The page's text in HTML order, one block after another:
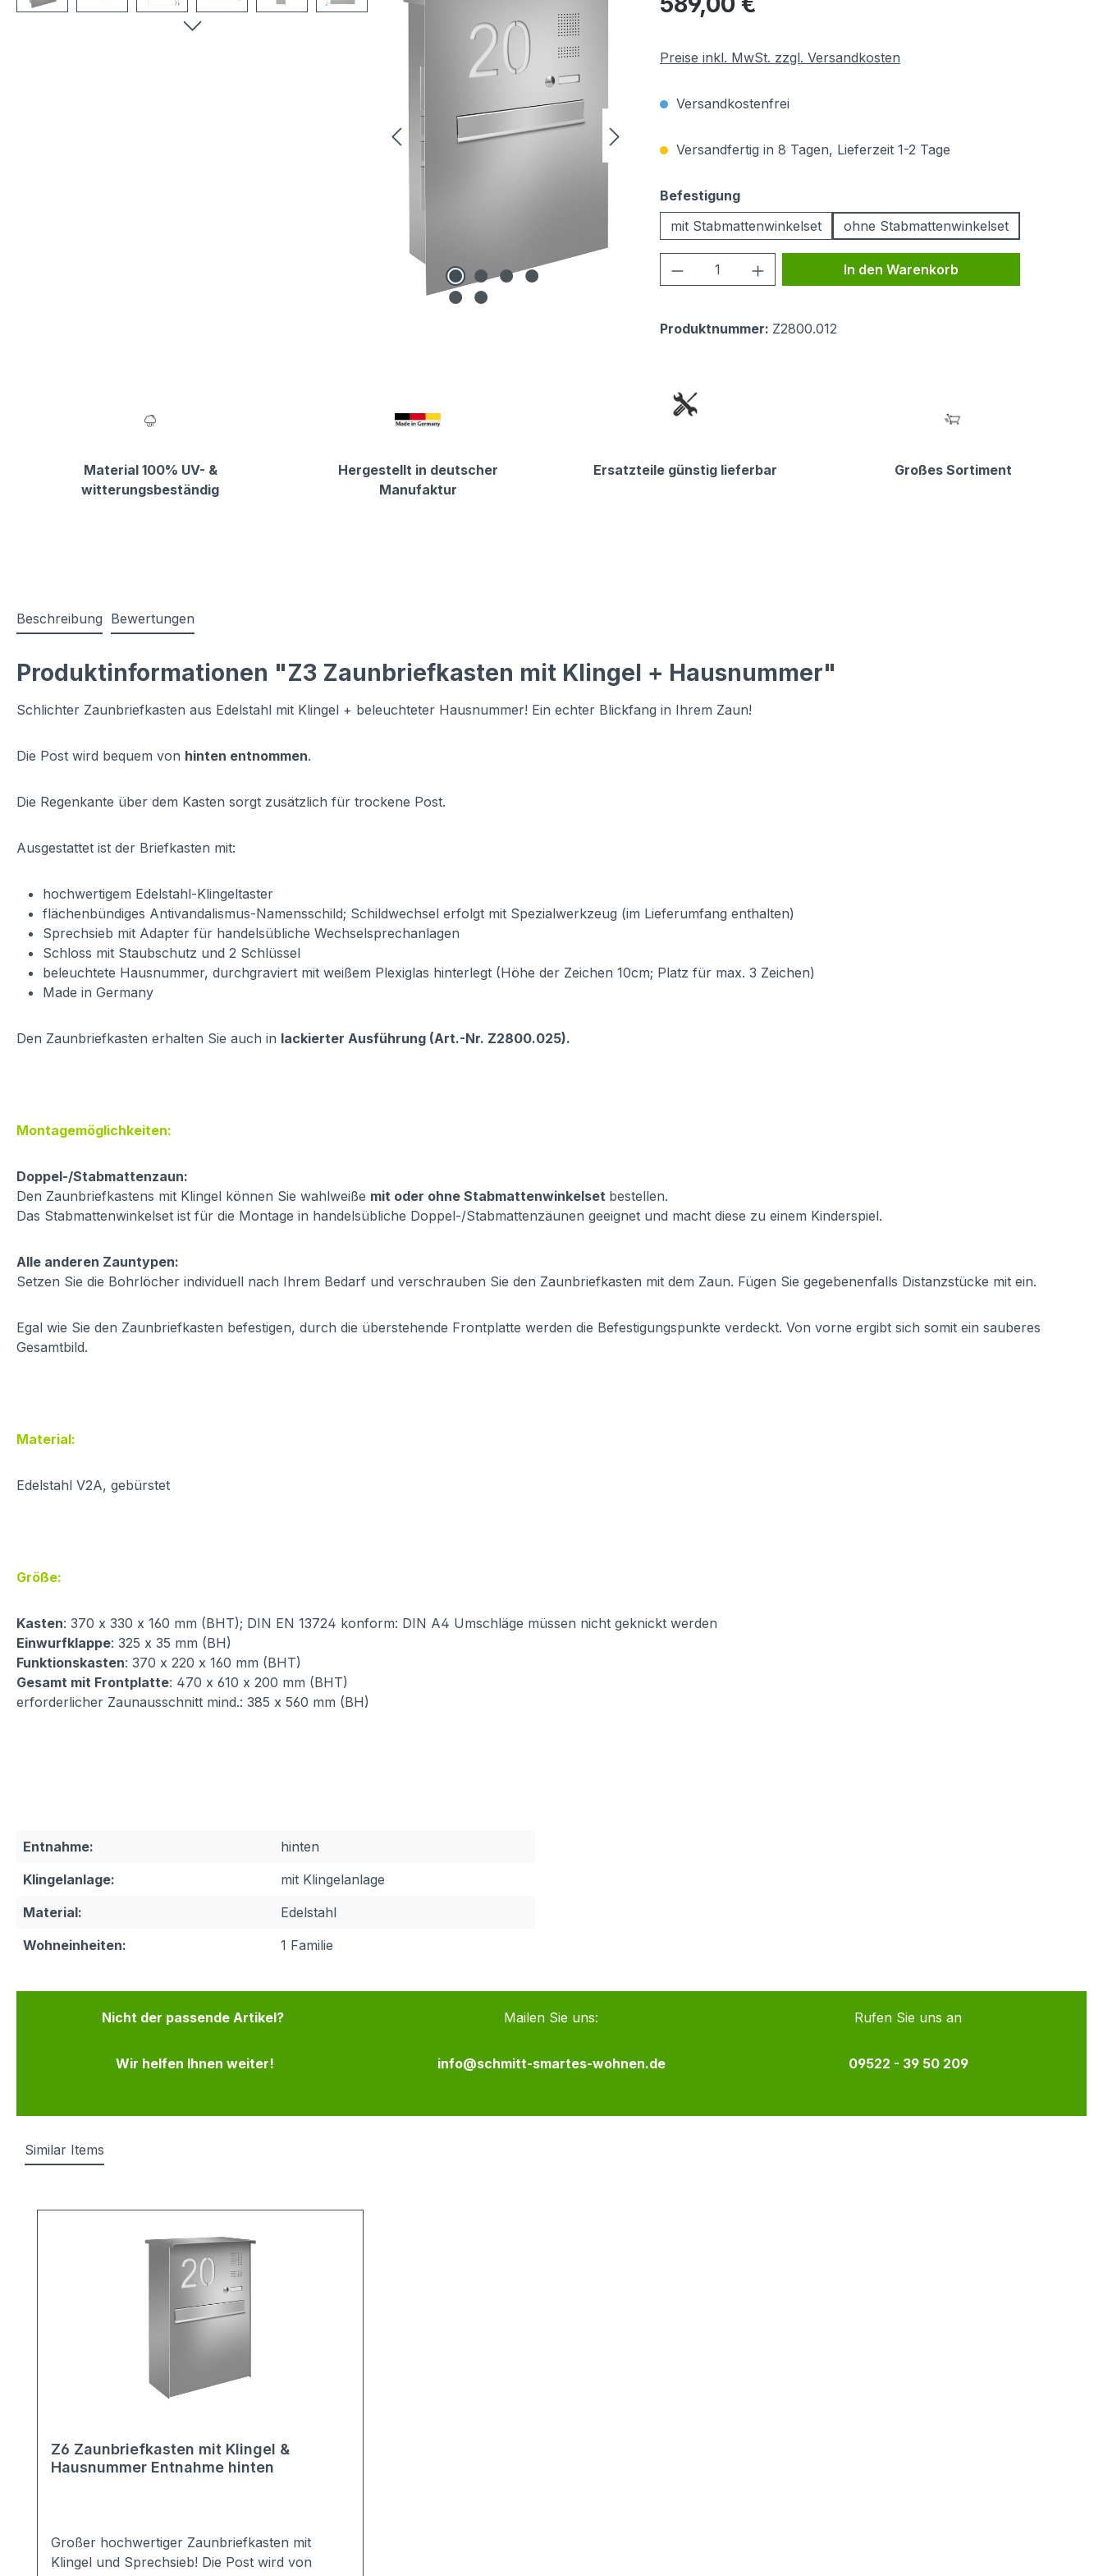
Preise inkl. MwSt. zzgl. Versandkosten
Versandkostenfrei
Versandfertig in 8 Tagen, Lieferzeit 1-2 Tage
Befestigungauswählen
mit Stabmattenwinkelset
ohne Stabmattenwinkelset
Produkt Anzahl: Gib den gewünschten Wert
In den Warenkorb
Produktnummer: Z2800.012
Material 100% UV- &
witterungsbeständig
Hergestellt in deutscher
Manufaktur
Ersatzteile günstig lieferbar Großes Sortiment
Beschreibung Bewertungen
Produktinformationen "Z3 Zaunbriefkasten mit Klingel + Hausnummer"
Schlichter Zaunbriefkasten aus Edelstahl mit Klingel + beleuchteter Hausnummer! Ein echter Blickfang in Ihrem Zaun!
Die Post wird bequem von hinten entnommen.
Die Regenkante über dem Kasten sorgt zusätzlich für trockene Post.
Ausgestattet ist der Briefkasten mit:
hochwertigem Edelstahl-Klingeltaster
flächenbündiges Antivandalismus-Namensschild; Schildwechsel erfolgt mit Spezialwerkzeug (im Lieferumfang enthalten)
Sprechsieb mit Adapter für handelsübliche Wechselsprechanlagen
Schloss mit Staubschutz und 2 Schlüssel
beleuchtete Hausnummer, durchgraviert mit weißem Plexiglas hinterlegt (Höhe der Zeichen 10cm; Platz für max. 3 Zeichen)
Made in Germany
Den Zaunbriefkasten erhalten Sie auch in lackierter Ausführung (Art.-Nr. Z2800.025).
Montagemöglichkeiten:
Doppel-/Stabmattenzaun:
Den Zaunbriefkastens mit Klingel können Sie wahlweiße mit oder ohne Stabmattenwinkelset bestellen.
Das Stabmattenwinkelset ist für die Montage in handelsübliche Doppel-/Stabmattenzäunen geeignet und macht diese zu einem Kinderspiel.
Alle anderen Zauntypen:
Setzen Sie die Bohrlöcher individuell nach Ihrem Bedarf und verschrauben Sie den Zaunbriefkasten mit dem Zaun. Fügen Sie gegebenenfalls Distanzstücke mit ein.
Egal wie Sie den Zaunbriefkasten befestigen, durch die überstehende Frontplatte werden die Befestigungspunkte verdeckt. Von vorne ergibt sich somit ein sauberes
Gesamtbild.
Material:
Edelstahl V2A, gebürstet
Größe:
Kasten: 370 x 330 x 160 mm (BHT); DIN EN 13724 konform: DIN A4 Umschläge müssen nicht geknickt werden
Einwurfklappe: 325 x 35 mm (BH)
Funktionskasten: 370 x 220 x 160 mm (BHT)
Gesamt mit Frontplatte: 470 x 610 x 200 mm (BHT)
erforderlicher Zaunausschnitt mind.: 385 x 560 mm (BH)
Entnahme:
hinten
Klingelanlage:
mit Klingelanlage
Material:
Edelstahl
Wohneinheiten:
1 Familie
Nicht der passende Artikel?
Wir helfen Ihnen weiter!
Mailen Sie uns:
info@schmitt-smartes-wohnen.de
Rufen Sie uns an
09522 - 39 50 209
Similar Items
Z6 Zaunbriefkasten mit Klingel &
Hausnummer Entnahme hinten
Großer hochwertiger Zaunbriefkasten mit
Klingel und Sprechsieb! Die Post wird von